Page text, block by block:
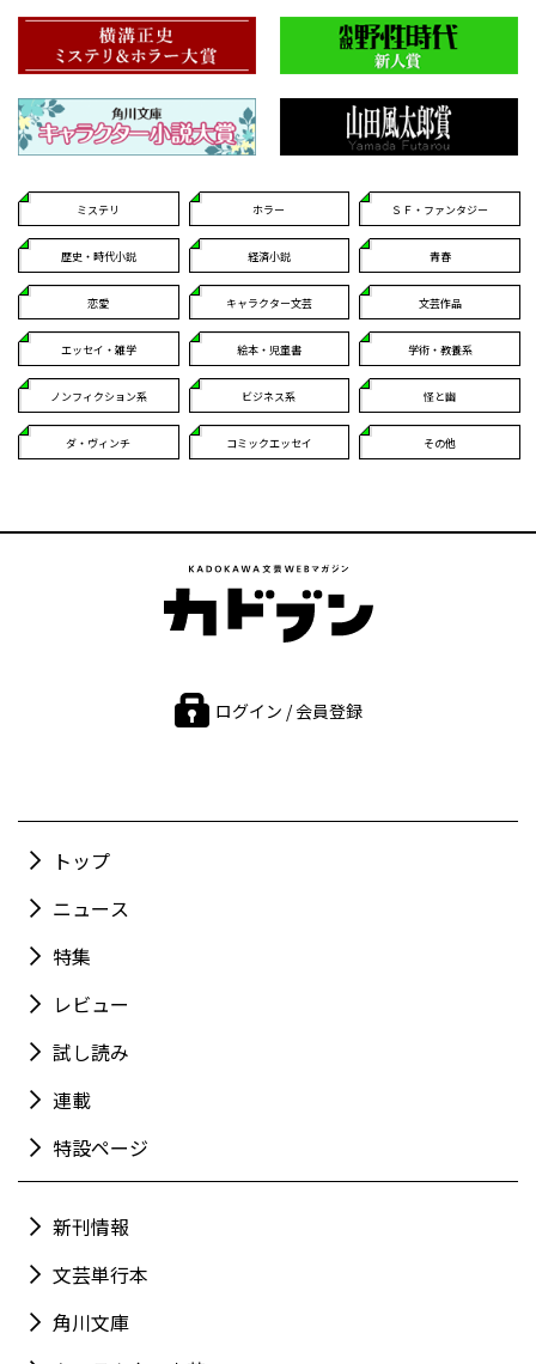
ミステリ ホラー ＳＦ・ファンタジー
歴史・時代小説 経済小説 青春
恋愛 キャラクター文芸 文芸作品
エッセイ・雑学 絵本・児童書 学術・教養系
ノンフィクション系 ビジネス系 怪と幽
ダ・ヴィンチ コミックエッセイ その他
ログイン / 会員登録
トップ
ニュース
特集
レビュー
試し読み
連載
特設ページ
新刊情報
文芸単行本
角川文庫